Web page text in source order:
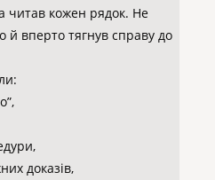
читав кожен рядок. Не
й вперто тягнув справу до
доказів,